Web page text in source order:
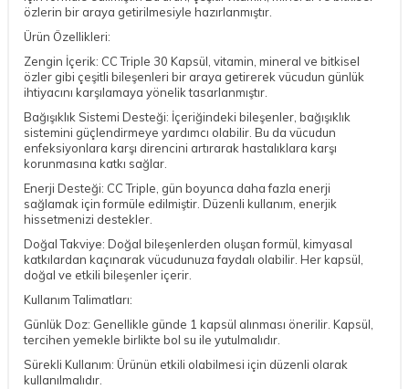
özlerin bir araya getirilmesiyle hazırlanmıştır.
Ürün Özellikleri:
Zengin İçerik: CC Triple 30 Kapsül, vitamin, mineral ve bitkisel
özler gibi çeşitli bileşenleri bir araya getirerek vücudun günlük
ihtiyacını karşılamaya yönelik tasarlanmıştır.
Bağışıklık Sistemi Desteği: İçeriğindeki bileşenler, bağışıklık
sistemini güçlendirmeye yardımcı olabilir. Bu da vücudun
enfeksiyonlara karşı direncini artırarak hastalıklara karşı
korunmasına katkı sağlar.
Enerji Desteği: CC Triple, gün boyunca daha fazla enerji
sağlamak için formüle edilmiştir. Düzenli kullanım, enerjik
hissetmenizi destekler.
Doğal Takviye: Doğal bileşenlerden oluşan formül, kimyasal
katkılardan kaçınarak vücudunuza faydalı olabilir. Her kapsül,
doğal ve etkili bileşenler içerir.
Kullanım Talimatları:
Günlük Doz: Genellikle günde 1 kapsül alınması önerilir. Kapsül,
tercihen yemekle birlikte bol su ile yutulmalıdır.
Sürekli Kullanım: Ürünün etkili olabilmesi için düzenli olarak
kullanılmalıdır.